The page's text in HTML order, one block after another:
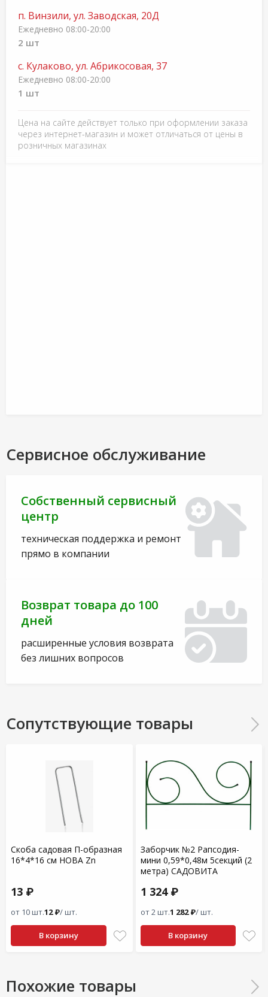
п. Винзили, ул. Заводская, 20Д
Ежедневно 08:00-20:00
2 шт
с. Кулаково, ул. Абрикосовая, 37
Ежедневно 08:00-20:00
1 шт
Цена на сайте действует только при оформлении заказа
через интернет-магазин и может отличаться от цены в
розничных магазинах
Сервисное обслуживание
Собственный сервисный
центр
техническая поддержка и ремонт
прямо в компании
Возврат товара до 100
дней
расширенные условия возврата
без лишних вопросов
Сопутствующие товары
Скоба садовая П-образная
16*4*16 см НОВА Zn
13 ₽
от 10 шт.12 ₽/ шт.
В корзину
Заборчик №2 Рапсодия-
мини 0,59*0,48м 5секций (2
метра) САДОВИТА
1 324 ₽
от 2 шт.1 282 ₽/ шт.
В корзину
Похожие товары